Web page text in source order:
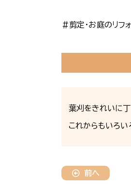
＃剪定・お庭のリフ
葉刈をきれいに丁
これからもいろい
前へ